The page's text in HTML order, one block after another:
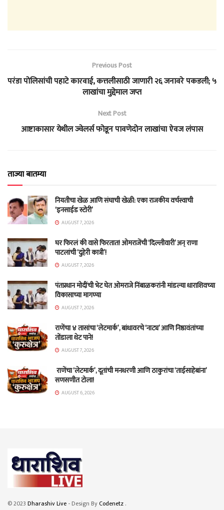
Previous Post
परंडा पोलिसांची पहाटे कारवाई, कत्तलीसाठी जाणारी २६ जनावरे पकडली; ५
लाखांचा मुद्देमाल जप्त
Next Post
आष्टाकासार येथील ज्वेलर्स फोडून पावणेदोन लाखांचा ऐवज लंपास
ताज्या बातम्या
नियतीचा खेळ आणि संघाची खेळी: एका राजकीय वर्चस्वाची
‘इनसाईड स्टोरी’
AUGUST 7, 2026
घर फिरलं की वासे फिरतात! ओमराजेंची ‘दिल्लीवारी’ अन् राणा
पाटलांची ‘दुहेरी कात्री’!
AUGUST 7, 2026
पंतप्रधान मोदींची भेट घेत ओमराजे निंबाळकरांनी मांडल्या धाराशिवच्या
विकासाच्या मागण्या
AUGUST 7, 2026
राणेंचा ४ तासांचा ‘लेटमार्क’, बांधावरचे ‘नाट्य’ आणि निष्ठावंतांच्या
तोंडाला थेट पाने!
AUGUST 7, 2026
राणेंचा ‘लेटमार्क’, दूतांची मनधरणी आणि ठाकुरांचा ‘ताईसाहेबांना’
सणसणीत टोला!
AUGUST 6, 2026
© 2023 Dharashiv Live - Design ByCodenetz .